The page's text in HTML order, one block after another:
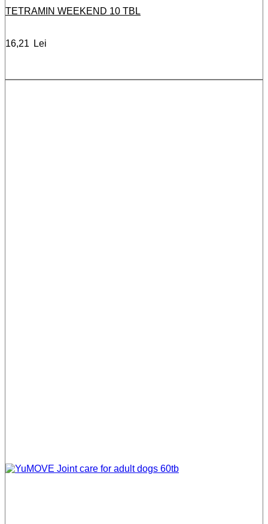
TETRAMIN WEEKEND 10 TBL
16,21 Lei